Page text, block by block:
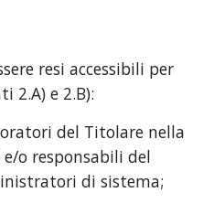
resi accessibili per
2.A) e 2.B):
del Titolare nella
o responsabili del
di sistema;